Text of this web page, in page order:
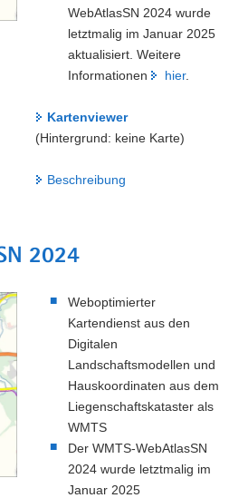
WebAtlasSN 2024 wurde
letztmalig im Januar 2025
aktualisiert. Weitere
Informationen
hier.
Kartenviewer
(Hintergrund: keine Karte)
Beschreibung
2024
Weboptimierter
Kartendienst aus den
Digitalen
Landschaftsmodellen und
Hauskoordinaten aus dem
Liegenschaftskataster als
WMTS
Der WMTS-WebAtlasSN
2024 wurde letztmalig im
Januar 2025